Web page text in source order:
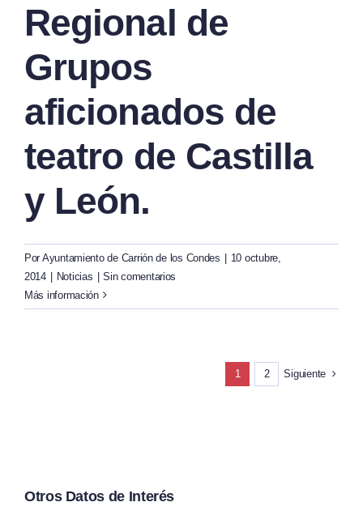
Regional de
Grupos
aficionados de
teatro de Castilla
y León.
Por Ayuntamiento de Carrión de los Condes | 10 octubre,
2014 | Noticias | Sin comentarios
Más información
1 2 Siguiente
Otros Datos de Interés